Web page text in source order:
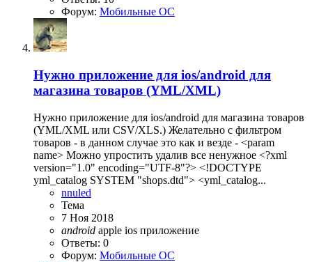
Форум: Мобильные ОС
Нужно приложение для ios/android для
магазина товаров (YML/XML)
Нужно приложение для ios/android для магазина товаров
(YML/XML или CSV/XLS.) Желательно с фильтром
товаров - в данном случае это как и везде - <param
name> Можно упростить удалив все ненужное <?xml
version="1.0" encoding="UTF-8"?> <!DOCTYPE
yml_catalog SYSTEM "shops.dtd"> <yml_catalog...
nnuled
Тема
7 Ноя 2018
android apple ios приложение
Ответы: 0
Форум: Мобильные ОС